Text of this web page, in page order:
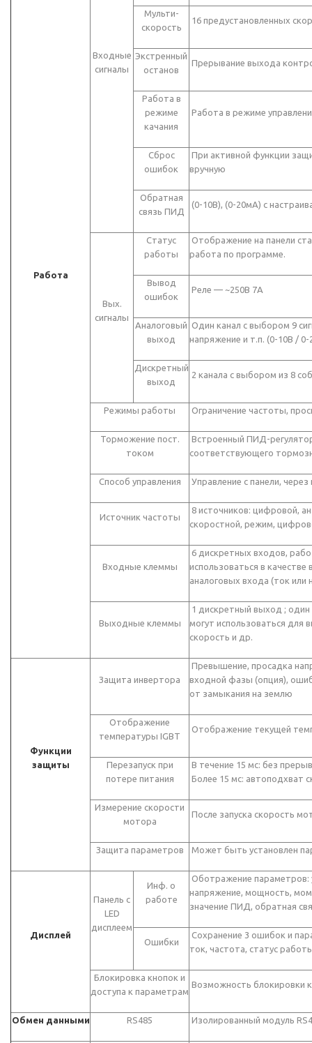
Работа
Входные
сигналы
Мульти-
скорость
16 предустановленных
Экстренный
останов
Прерывание выхода
Работа в
режиме
качания
Работа в режиме
Сброс
ошибок
При активной функции
вручную
Обратная
связь ПИД
(0-10В), (0-20мА) с
Вых.
сигналы
Статус
работы
Отображение на панели
работа по программе.
Вывод
ошибок
Реле — ~250В 7A
Аналоговый
выход
Один канал с выбором 9
напряжение и т.п. (0-10В /
Дискретный
выход
2 канала с выбором из 8
Режимы работы Ограничение частоты,
Торможение пост.
током
Встроенный ПИД-
соответствующего
Способ управления Управление с панели,
Источник частоты
8 источников: цифровой,
скоростной, режим,
Входные клеммы
6 дискретных входов,
использоваться в
аналоговых входа (ток или
Выходные клеммы
1 дискретный выход ;
могут использоваться для
скорость и др.
Функции
защиты
Защита инвертора
Превышение, просадка
входной фазы (опция),
от замыкания на землю
Отображение
температуры IGBT
Отображение текущей
Перезапуск при
потере питания
В течение 15 мс: без
Более 15 мс: автоподхват
Измерение скорости
мотора
После запуска скорость
Защита параметров Может быть установлен
Дисплей
Панель с
LED
дисплеем
Инф. о
работе
Оботражение параметров:
напряжение, мощность,
значение ПИД, обратная
Ошибки
Сохранение 3 ошибок и
ток, частота, статус
Блокировка кнопок и
доступа к параметрам
Возможность блокировки
Обмен данными RS485 Изолированный модуль